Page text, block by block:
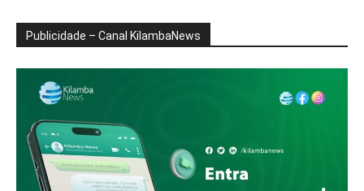
Publicidade – Canal KilambaNews